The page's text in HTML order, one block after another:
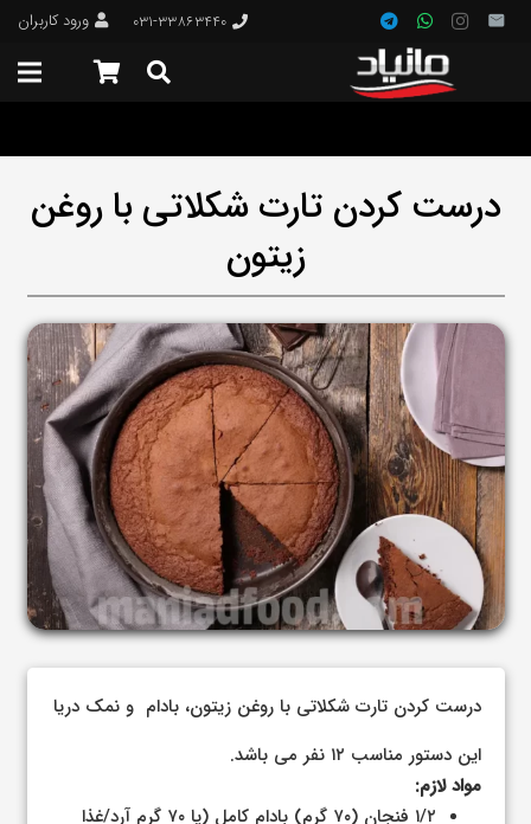
۰۳۱-۳۳۸۶۳۴۴۰ ورود کاربران
درست کردن تارت شکلاتی با روغن
زیتون
درست کردن تارت شکلاتی با روغن زیتون، بادام و نمک دریا
این دستور مناسب ۱۲ نفر می باشد.
مواد لازم:
۱/۲ فنجان (۷۰ گرم) بادام کامل (یا ۷۰ گرم آرد/غذا